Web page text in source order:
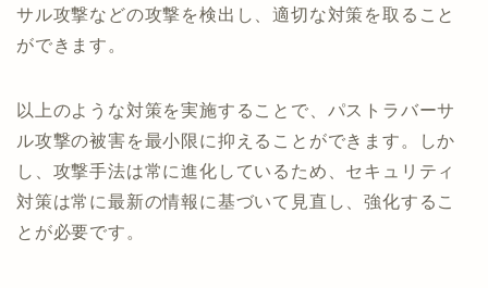
サル攻撃などの攻撃を検出し、適切な対策を取ること
ができます。
以上のような対策を実施することで、パストラバーサ
ル攻撃の被害を最小限に抑えることができます。しか
し、攻撃手法は常に進化しているため、セキュリティ
対策は常に最新の情報に基づいて見直し、強化するこ
とが必要です。